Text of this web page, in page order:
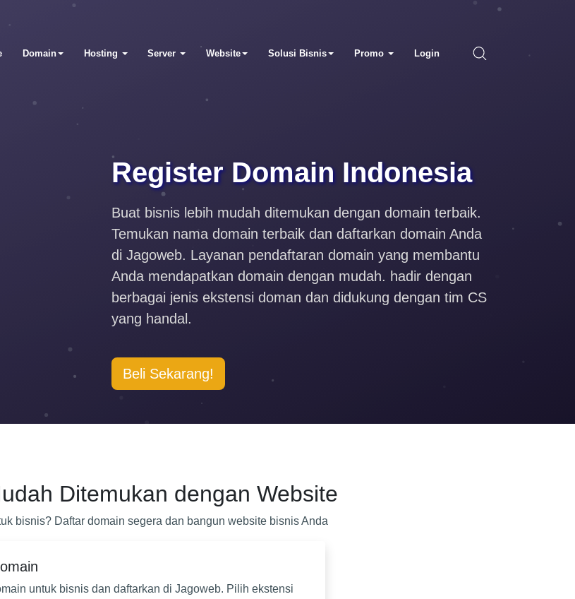
Domain Hosting Server Website Solusi Bisnis Promo Login
Register Domain Indonesia
Buat bisnis lebih mudah ditemukan dengan domain terbaik.
Temukan nama domain terbaik dan daftarkan domain Anda
di Jagoweb. Layanan pendaftaran domain yang membantu
Anda mendapatkan domain dengan mudah. hadir dengan
berbagai jenis ekstensi doman dan didukung dengan tim CS
yang handal.
Beli Sekarang!
Ditemukan dengan Website
bisnis? Daftar domain segera dan bangun website bisnis Anda
untuk bisnis dan daftarkan di Jagoweb. Pilih ekstensi